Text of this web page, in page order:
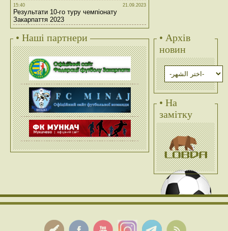
15:40 21.09.2023
Результати 10-го туру чемпіонату
Закарпаття 2023
• Наші партнери
• Архів
новин
• На
замітку